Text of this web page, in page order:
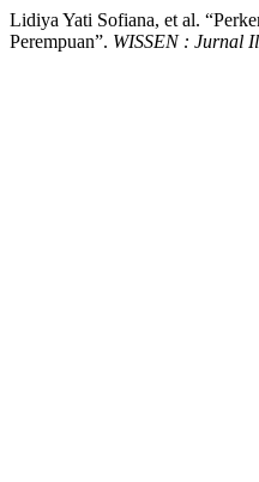
Lidiya Yati Sofiana, et al.
Perempuan”. WISSEN : Jurnal